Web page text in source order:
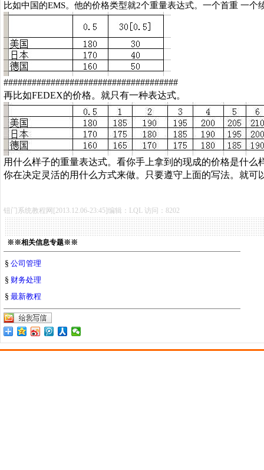
比如中国的EMS。他的价格类型就2个重量表达式。一个首重 一个
#####################################
再比如FEDEX的价格。就只有一种表达式。
用什么样子的重量表达式。看你手上拿到的现成的价格是什么
你在决定灵活的用什么方式来做。只要遵守上面的写法。就可
钮门系统教程网[2013.12.06-23:45]编辑：LQL 访问：8202
※※相关信息专题※※
§ 公司管理
§ 财务处理
§ 最新教程